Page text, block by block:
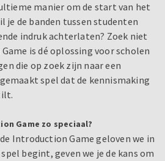
manier om de start van het
je de banden tussen studenten
indruk achterlaten? Zoek niet
is dé oplossing voor scholen
die op zoek zijn naar een
spel dat de kennismaking
Game zo speciaal?
Introduction Game geloven we in
begint, geven we je de kans om